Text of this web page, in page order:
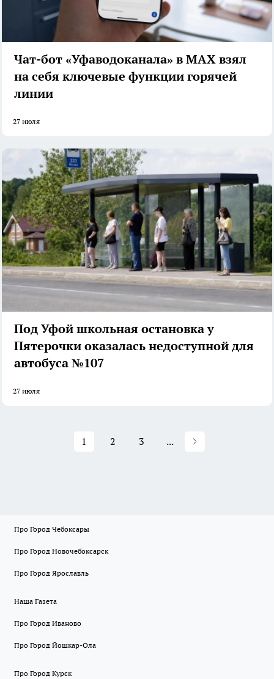
Чат-бот «Уфаводоканала» в MAX взял
на себя ключевые функции горячей
линии
27 июля
Под Уфой школьная остановка у
Пятерочки оказалась недоступной для
автобуса №107
27 июля
1 2 3 ...
Про Город Чебоксары
Про Город Новочебоксарск
Про Город Ярославль
Наша Газета
Про Город Иваново
Про Город Йошкар-Ола
Про Город Курск